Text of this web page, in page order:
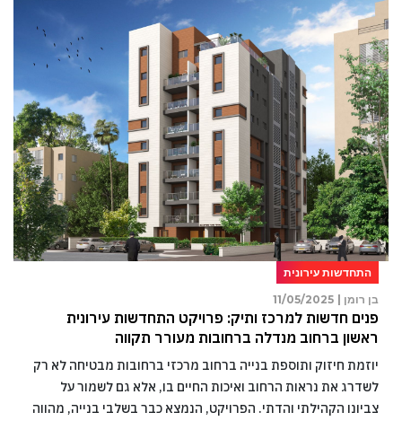
התחדשות עירונית
בן רומן |
11/05/2025
פנים חדשות למרכז ותיק: פרויקט התחדשות עירונית
ראשון ברחוב מנדלה ברחובות מעורר תקווה
יוזמת חיזוק ותוספת בנייה ברחוב מרכזי ברחובות מבטיחה לא רק
לשדרג את נראות הרחוב ואיכות החיים בו, אלא גם לשמור על
צביונו הקהילתי והדתי. הפרויקט, הנמצא כבר בשלבי בנייה, מהווה